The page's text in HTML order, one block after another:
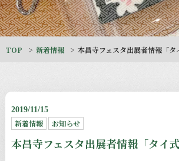
TOP 新着情報 本昌寺フェスタ出展者情報「タ
2019/11/15
新着情報 お知らせ
本昌寺フェスタ出展者情報「タイ式